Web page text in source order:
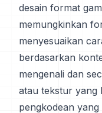
desain format
memungkinkan
menyesuaikan
berdasarkan
mengenali dan
atau tekstur yang
pengkodean